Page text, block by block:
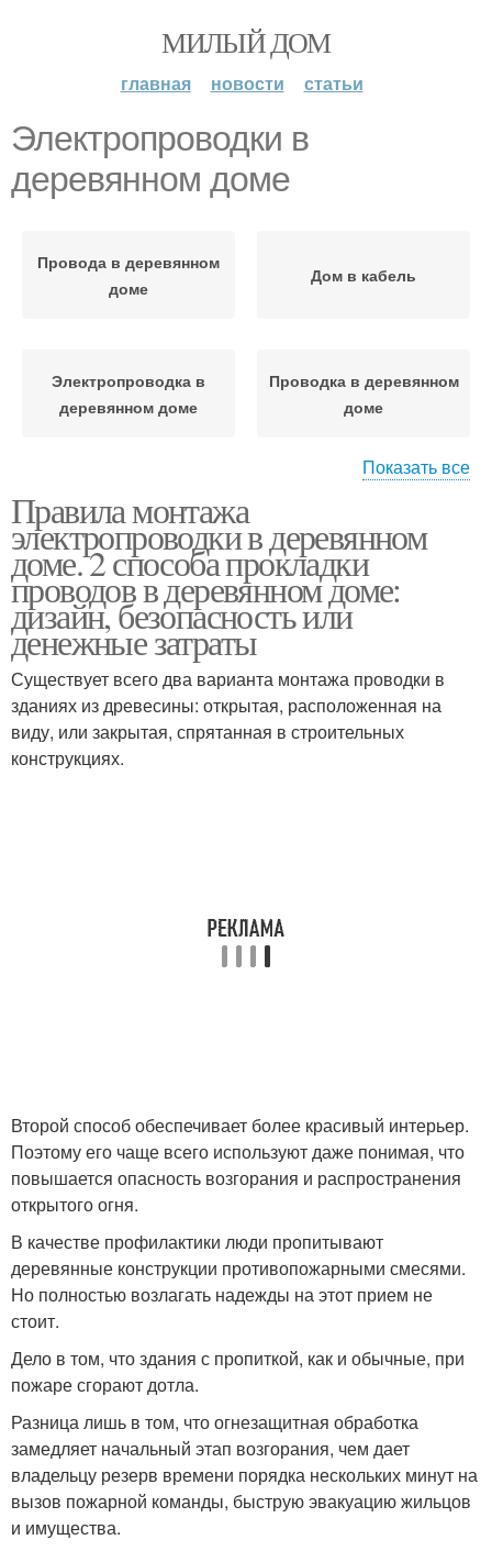
МИЛЫЙ ДОМ
главная новости статьи
Электропроводки в
деревянном доме
Провода в деревянном
доме
Дом в кабель
Электропроводка в
деревянном доме
Проводка в деревянном
доме
квартире
Электропроводки в
частном доме
Электропроводка в
Электропроводки в
частном или
Показать все
Правила монтажа
электропроводки в деревянном
доме. 2 способа прокладки
проводов в деревянном доме:
дизайн, безопасность или
денежные затраты
Существует всего два варианта монтажа проводки в
зданиях из древесины: открытая, расположенная на
виду, или закрытая, спрятанная в строительных
конструкциях.
Второй способ обеспечивает более красивый интерьер.
Поэтому его чаще всего используют даже понимая, что
повышается опасность возгорания и распространения
открытого огня.
В качестве профилактики люди пропитывают
деревянные конструкции противопожарными смесями.
Но полностью возлагать надежды на этот прием не
стоит.
Дело в том, что здания с пропиткой, как и обычные, при
пожаре сгорают дотла.
Разница лишь в том, что огнезащитная обработка
замедляет начальный этап возгорания, чем дает
владельцу резерв времени порядка нескольких минут на
вызов пожарной команды, быструю эвакуацию жильцов
и имущества.